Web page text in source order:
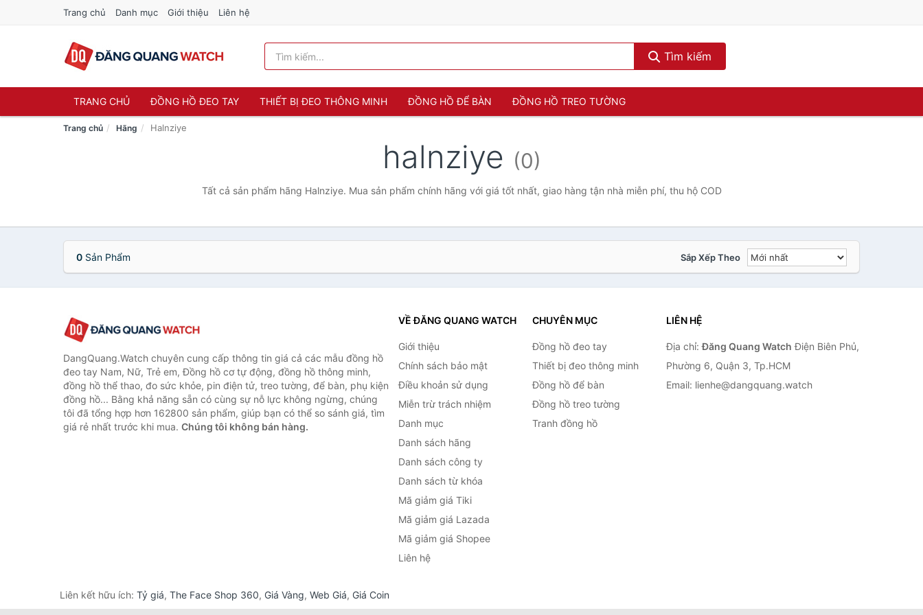
Trang chủ Danh mục Giới thiệu Liên hệ
Tìm kiếm
TRANG CHỦ ĐỒNG HỒ ĐEO TAY THIẾT BỊ ĐEO THÔNG MINH ĐỒNG HỒ ĐỂ BÀN ĐỒNG HỒ TREO TƯỜNG
Trang chủ Hãng Halnziye
halnziye (0)
Tất cả sản phẩm hãng Halnziye. Mua sản phẩm chính hãng với giá tốt nhất, giao hàng tận nhà miễn phí, thu hộ COD
0 Sản Phẩm Sắp Xếp Theo
DangQuang.Watch chuyên cung cấp thông tin giá cả các mẫu đồng hồ
đeo tay Nam, Nữ, Trẻ em, Đồng hồ cơ tự động, đồng hồ thông minh,
đồng hồ thể thao, đo sức khỏe, pin điện tử, treo tường, để bàn, phụ kiện
đồng hồ... Bằng khả năng sẵn có cùng sự nỗ lực không ngừng, chúng
tôi đã tổng hợp hơn 162800 sản phẩm, giúp bạn có thể so sánh giá, tìm
giá rẻ nhất trước khi mua. Chúng tôi không bán hàng.
VỀ ĐĂNG QUANG WATCH
Giới thiệu
Chính sách bảo mật
Điều khoản sử dụng
Miễn trừ trách nhiệm
Danh mục
Danh sách hãng
Danh sách công ty
Danh sách từ khóa
Mã giảm giá Tiki
Mã giảm giá Lazada
Mã giảm giá Shopee
Liên hệ
CHUYÊN MỤC
Đồng hồ đeo tay
Thiết bị đeo thông minh
Đồng hồ để bàn
Đồng hồ treo tường
Tranh đồng hồ
LIÊN HỆ
Địa chỉ:Đăng Quang Watch Điện Biên Phủ,
Phường 6, Quận 3, Tp.HCM
Email: lienhe@dangquang.watch
Liên kết hữu ích: Tỷ giá, The Face Shop 360, Giá Vàng, Web Giá, Giá Coin